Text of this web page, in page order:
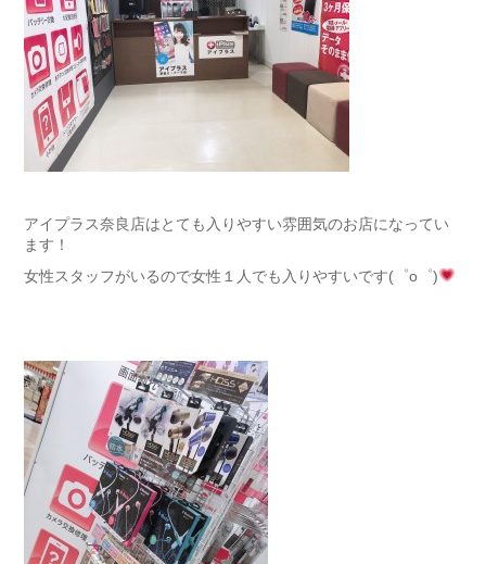
アイプラス奈良店はとても入りやすい雰囲気のお店になってい
ます！
女性スタッフがいるので女性１人でも入りやすいです(゜o゜)